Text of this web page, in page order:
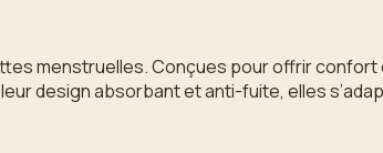
menstruelles. Conçues pour offrir
design absorbant et anti-fuite, elles